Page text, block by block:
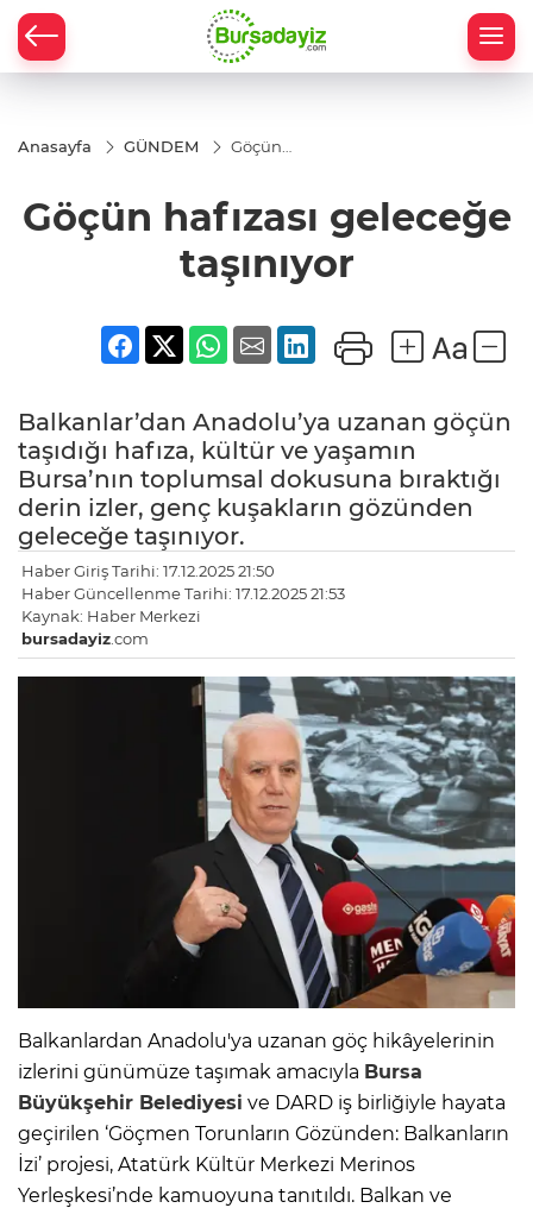
Anasayfa GÜNDEM
Göçün
Göçün hafızası geleceğe
taşınıyor
Balkanlar’dan Anadolu’ya uzanan göçün
taşıdığı hafıza, kültür ve yaşamın
Bursa’nın toplumsal dokusuna bıraktığı
derin izler, genç kuşakların gözünden
geleceğe taşınıyor.
Haber Giriş Tarihi: 17.12.2025 21:50
Haber Güncellenme Tarihi: 17.12.2025 21:53
Kaynak: Haber Merkezi
bursadayiz.com
Balkanlardan Anadolu'ya uzanan göç hikâyelerinin
izlerini günümüze taşımak amacıyla Bursa
Büyükşehir Belediyesi ve DARD iş birliğiyle hayata
geçirilen ‘Göçmen Torunların Gözünden: Balkanların
İzi’ projesi, Atatürk Kültür Merkezi Merinos
Yerleşkesi’nde kamuoyuna tanıtıldı. Balkan ve